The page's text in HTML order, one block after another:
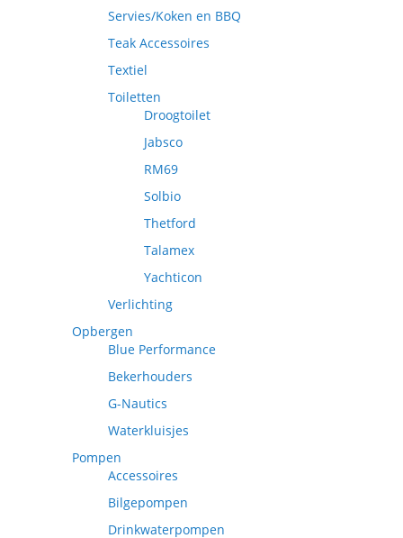
Servies/Koken en BBQ
Teak Accessoires
Textiel
Toiletten
Droogtoilet
Jabsco
RM69
Solbio
Thetford
Talamex
Yachticon
Verlichting
Opbergen
Blue Performance
Bekerhouders
G-Nautics
Waterkluisjes
Pompen
Accessoires
Bilgepompen
Drinkwaterpompen